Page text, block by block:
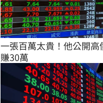
一張百萬太貴！他公開高
賺30萬